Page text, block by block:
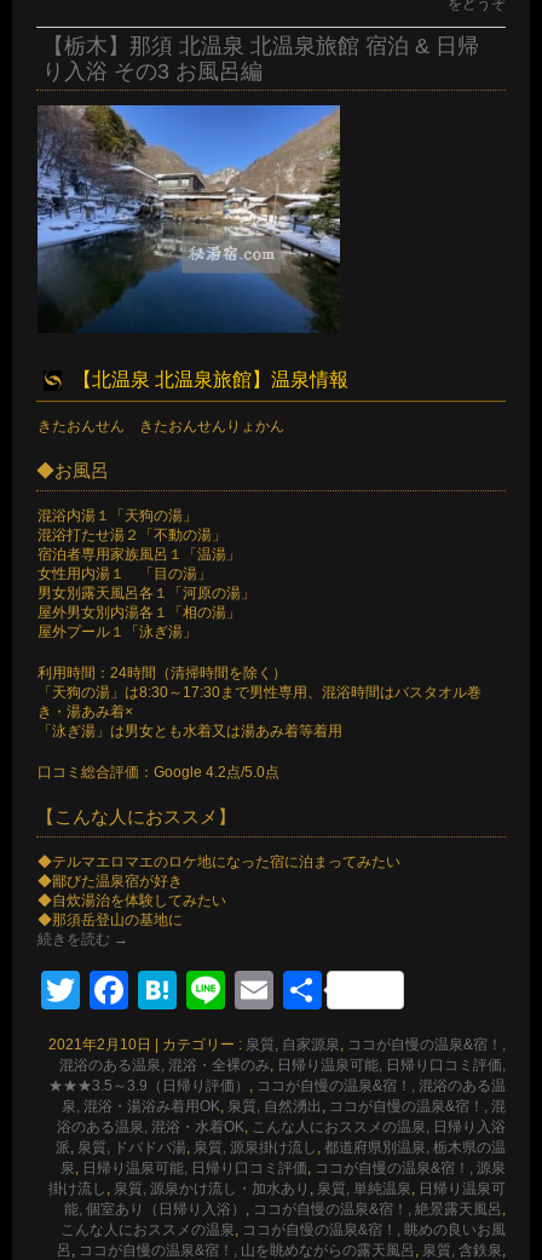
をどうぞ
【栃木】那須 北温泉 北温泉旅館 宿泊 & 日帰
り入浴 その3 お風呂編
【北温泉 北温泉旅館】温泉情報
きたおんせん きたおんせんりょかん
◆お風呂
混浴内湯１「天狗の湯」
混浴打たせ湯２「不動の湯」
宿泊者専用家族風呂１「温湯」
女性用内湯１ 「目の湯」
男女別露天風呂各１「河原の湯」
屋外男女別内湯各１「相の湯」
屋外プール１「泳ぎ湯」
利用時間：24時間（清掃時間を除く）
「天狗の湯」は8:30～17:30まで男性専用、混浴時間はバスタオル巻
き・湯あみ着×
「泳ぎ湯」は男女とも水着又は湯あみ着等着用
口コミ総合評価：Google 4.2点/5.0点
【こんな人におススメ】
◆テルマエロマエのロケ地になった宿に泊まってみたい
◆鄙びた温泉宿が好き
◆自炊湯治を体験してみたい
◆那須岳登山の基地に
続きを読む →
TwitterFacebook
Hatena
LineEmail
共
有
2021年2月10日 | カテゴリー : 泉質, 自家源泉
ココが自慢の温泉&宿！,
混浴のある温泉, 混浴・全裸のみ
日帰り温泉可能, 日帰り口コミ評価,
★★★3.5～3.9（日帰り評価）
ココが自慢の温泉&宿！, 混浴のある温
泉, 混浴・湯浴み着用OK 泉質, 自然湧出
ココが自慢の温泉&宿！, 混
浴のある温泉, 混浴・水着OK
こんな人におススメの温泉, 日帰り入浴
派 泉質, ドバドバ湯 泉質, 源泉掛け流し 都道府県別温泉, 栃木県の温
泉
日帰り温泉可能, 日帰り口コミ評価
ココが自慢の温泉&宿！, 源泉
掛け流し
泉質, 源泉かけ流し・加水あり 泉質, 単純温泉
日帰り温泉可
能, 個室あり（日帰り入浴）
ココが自慢の温泉&宿！, 絶景露天風呂
こんな人におススメの温泉
ココが自慢の温泉&宿！, 眺めの良いお風
呂
ココが自慢の温泉&宿！, 山を眺めながらの露天風呂 泉質, 含鉄泉